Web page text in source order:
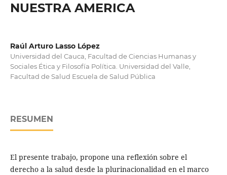
NUESTRA AMERICA
Raúl Arturo Lasso López
Universidad del Cauca, Facultad de Ciencias Humanas y
Sociales Ética y Filosofía Política. Universidad del Valle,
Facultad de Salud Escuela de Salud Pública
RESUMEN
El presente trabajo, propone una reflexión sobre el
derecho a la salud desde la plurinacionalidad en el marco